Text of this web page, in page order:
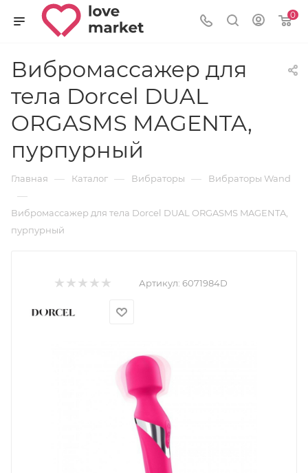
0
Вибромассажер для
тела Dorcel DUAL
ORGASMS MAGENTA,
пурпурный
Главная — Каталог — Вибраторы — Вибраторы Wand
—
Вибромассажер для тела Dorcel DUAL ORGASMS MAGENTA,
пурпурный
Артикул: 6071984D